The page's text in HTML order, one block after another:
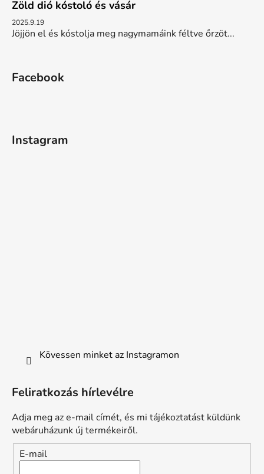
Zöld dió kóstoló és vásár
2025.9.19
Jöjjön el és kóstolja meg nagymamáink féltve őrzöt...
Facebook
Instagram
Kövessen minket az Instagramon
Feliratkozás hírlevélre
Adja meg az e-mail címét, és mi tájékoztatást küldünk
webáruházunk új termékeiről.
E-mail